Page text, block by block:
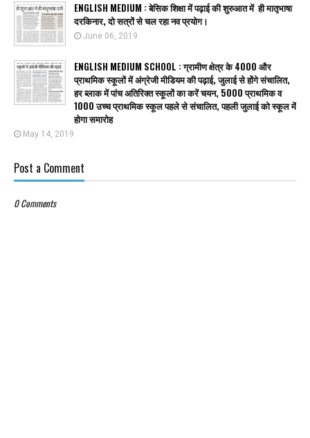
ENGLISH MEDIUM : बेसिक शिक्षा में पढ़ाई की शुरुआत में ही मातृभाषा
दरकिनार, दो सत्रों से चल रहा नव प्रयोग।
June 06, 2019
ENGLISH MEDIUM SCHOOL : ग्रामीण क्षेत्र के 4000 और
प्राथमिक स्कूलों में अंग्रेजी मीडियम की पढ़ाई, जुलाई से होंगे संचालित,
हर ब्लाक में पांच अतिरिक्त स्कूलों का करें चयन, 5000 प्राथमिक व
1000 उच्च प्राथमिक स्कूल पहले से संचालित, पहली जुलाई को स्कूल में
होगा समारोह
May 14, 2019
Post a Comment
0 Comments